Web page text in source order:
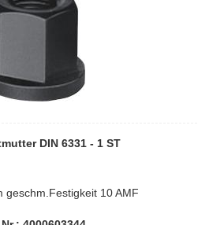
DIN 6331 - 1 ST
geschm.Festigkeit 10 AMF